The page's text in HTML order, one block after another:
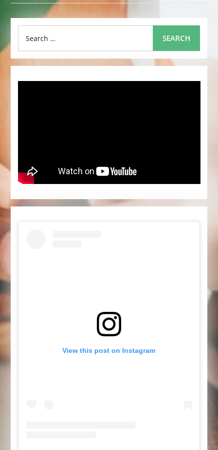
for:
SEARCH
View this post on Instagram